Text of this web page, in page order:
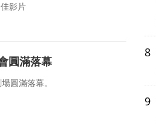
影片
圓滿落幕
圓滿落幕。
8
9